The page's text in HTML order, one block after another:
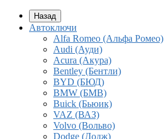
Назад
Автоключи
Alfa Romeo (Альфа Ромео)
Audi (Ауди)
Acura (Акура)
Bentley (Бентли)
BYD (БЮД)
BMW (БМВ)
Buick (Бьюик)
VAZ (ВАЗ)
Volvo (Вольво)
Dodge (Додж)